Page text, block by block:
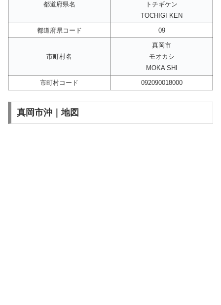
都道府県名
トチギケン
TOCHIGI KEN
都道府県コード
09
市町村名
真岡市
モオカシ
MOKA SHI
市町村コード
092090018000
真岡市沖｜地図